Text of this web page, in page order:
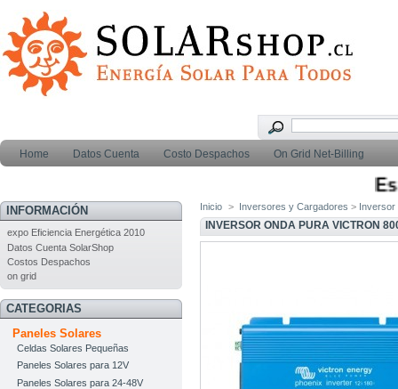
Home Datos Cuenta Costo Despachos On Grid Net-Billing
INFORMACIÓN
expo Eficiencia Energética 2010
Datos Cuenta SolarShop
Costos Despachos
on grid
CATEGORIAS
Paneles Solares
Celdas Solares Pequeñas
Paneles Solares para 12V
Paneles Solares para 24-48V
Inicio > Inversores y Cargadores > Inversor
INVERSOR ONDA PURA VICTRON